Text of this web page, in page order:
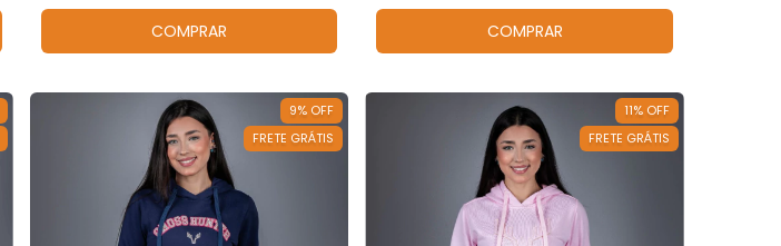
COMPRAR COMPRAR
9% OFF
FRETE GRÁTIS
11% OFF
FRETE GRÁTIS